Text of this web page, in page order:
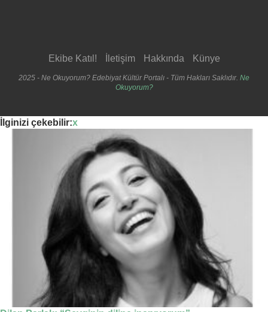
Ekibe Katıl! İletişim Hakkında Künye
2025 - Ne Okuyorum? Edebiyat Kültür Portalı - Tüm Hakları Saklıdır. Ne
Okuyorum?
İlginizi çekebilir:x